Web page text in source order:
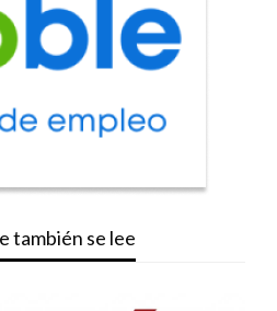
también se lee